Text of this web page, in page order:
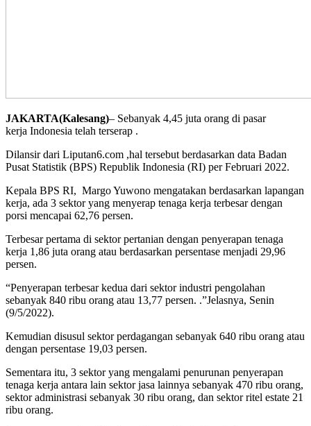
JAKARTA(Kalesang)– Sebanyak 4,45 juta orang di pasar
kerja Indonesia telah terserap .
Dilansir dari Liputan6.com ,hal tersebut berdasarkan data Badan
Pusat Statistik (BPS) Republik Indonesia (RI) per Februari 2022.
Kepala BPS RI, Margo Yuwono mengatakan berdasarkan lapangan
kerja, ada 3 sektor yang menyerap tenaga kerja terbesar dengan
porsi mencapai 62,76 persen.
Terbesar pertama di sektor pertanian dengan penyerapan tenaga
kerja 1,86 juta orang atau berdasarkan persentase menjadi 29,96
persen.
“Penyerapan terbesar kedua dari sektor industri pengolahan
sebanyak 840 ribu orang atau 13,77 persen. .”Jelasnya, Senin
(9/5/2022).
Kemudian disusul sektor perdagangan sebanyak 640 ribu orang atau
dengan persentase 19,03 persen.
Sementara itu, 3 sektor yang mengalami penurunan penyerapan
tenaga kerja antara lain sektor jasa lainnya sebanyak 470 ribu orang,
sektor administrasi sebanyak 30 ribu orang, dan sektor ritel estate 21
ribu orang.